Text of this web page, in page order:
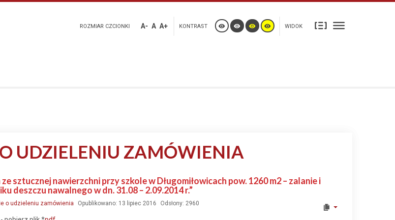
ROZMIAR CZCIONKI A- A A+ KONTRAST WIDOK
UDZIELENIU ZAMÓWIENIA
sztucznej nawierzchni przy szkole w Długomiłowicach pow. 1260 m2 – zalanie i
deszczu nawalnego w dn. 31.08 – 2.09.2014 r.”
o udzieleniu zamówienia Opublikowano: 13 lipiec 2016 Odsłony: 2960